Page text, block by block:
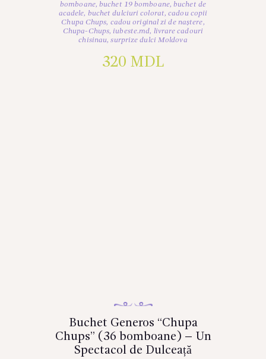
bomboane,buchet 19 bomboane,buchet de
acadele, buchet dulciuri colorat,cadou copii
Chupa Chups, cadou original zi de naștere,
Chupa-Chups, iubeste.md, livrare cadouri
chisinau,surprize dulci Moldova
320 MDL
Buchet Generos “Chupa
Chups” (36 bomboane) – Un
Spectacol de Dulceață